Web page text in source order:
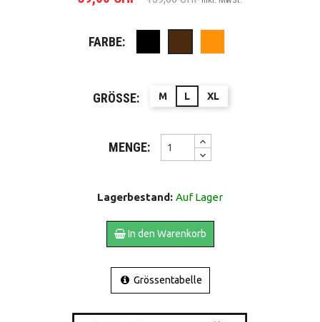
FARBE:
GRÖSSE: M L XL
MENGE:
Lagerbestand: Auf Lager
In den Warenkorb
Grössentabelle